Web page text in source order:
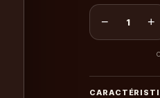
− 1 +